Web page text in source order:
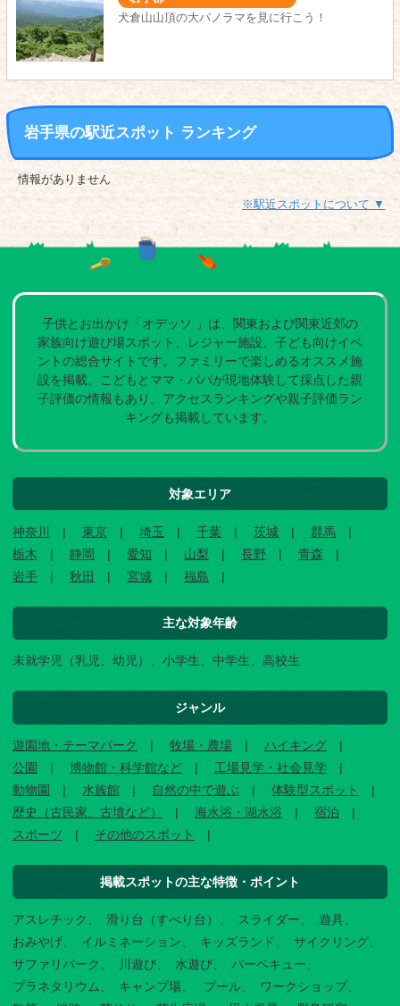
犬倉山山頂の大パノラマを見に行こう！
岩手県の駅近スポット ランキング
情報がありません
※駅近スポットについて ▼
子供とお出かけ「オデッソ 」は、関東および関東近郊の
家族向け遊び場スポット、レジャー施設、子ども向けイベ
ントの総合サイトです。ファミリーで楽しめるオススメ施
設を掲載。こどもとママ・パパが現地体験して採点した親
子評価の情報もあり。アクセスランキングや親子評価ラン
キングも掲載しています。
対象エリア
神奈川 東京 埼玉 千葉 茨城
群馬
栃木
静岡 愛知 山梨 長野
青森
岩手
秋田 宮城 福島
主な対象年齢
未就学児（乳児、幼児）、小学生、中学生、高校生
ジャンル
遊園地・テーマパーク 牧場・農場
ハイキング
公園
博物館・科学館など
工場見学・社会見学
動物園
水族館 自然の中で遊ぶ
体験型スポット
歴史（古民家、古墳など）
海水浴・湖水浴
宿泊
スポーツ
その他のスポット
掲載スポットの主な特徴・ポイント
アスレチック 滑り台（すべり台） スライダー
遊具
おみやげ
イルミネーション キッズランド
サイクリング
サファリパーク
川遊び 水遊び
バーベキュー
プラネタリウム
キャンプ場 プール
ワークショップ